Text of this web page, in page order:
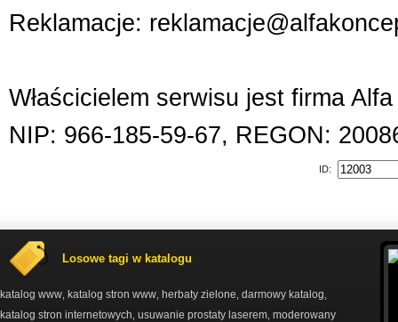
Reklamacje:
Właścicielem serwisu jest firma
NIP: 966-185-59-67, REGON:
ID:
Losowe tagi w katalogu
katalog www katalog stron www herbaty zielone darmowy katalog
katalog stron internetowych usuwanie prostaty laserem moderowany